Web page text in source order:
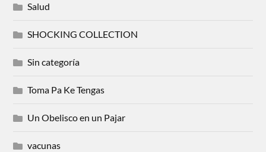
Salud
SHOCKING COLLECTION
Sin categoría
Toma Pa Ke Tengas
Un Obelisco en un Pajar
vacunas